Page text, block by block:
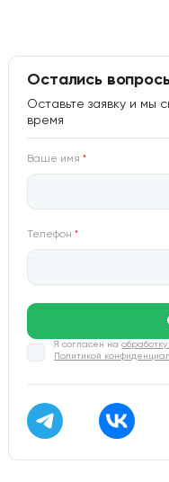
Остались
Оставьте заявку и мы
время
Ваше имя*
Телефон*
Я согласен на
Политикой